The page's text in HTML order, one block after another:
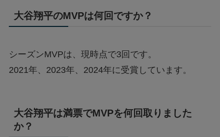
大谷翔平のMVPは何回ですか？
シーズンMVPは、現時点で3回です。
2021年、2023年、2024年に受賞しています。
大谷翔平は満票でMVPを何回取りました
か？